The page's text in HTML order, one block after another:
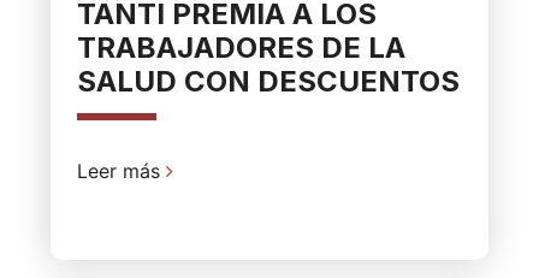
TANTI PREMIA A LOS
TRABAJADORES DE LA
SALUD CON DESCUENTOS
Leer más